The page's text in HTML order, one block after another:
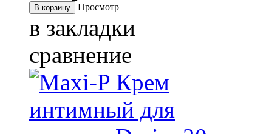
Просмотр
в закладки
сравнение